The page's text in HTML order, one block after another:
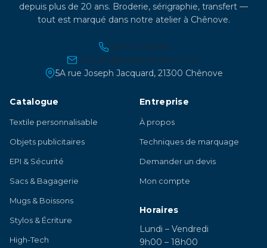
depuis plus de 20 ans. Broderie, sérigraphie, transfert —
tout est marqué dans notre atelier à Chênove.
03 45 21 30 86
contact@atelier-lambert.com
5A rue Joseph Jacquard, 21300 Chênove
Catalogue
Textile personnalisable
Objets publicitaires
EPI & Sécurité
Sacs & Bagagerie
Mugs & Boissons
Stylos & Écriture
High-Tech
Entreprise
À propos
Techniques de marquage
Demander un devis
Mon compte
Horaires
Lundi – Vendredi
9h00 – 18h00